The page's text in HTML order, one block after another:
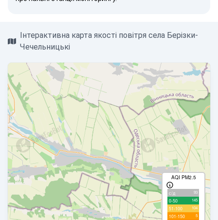
Інтерактивна карта якості повітря села Берізки-
Чечельницькі
AQI PM2.5
с/д 93
0-50 145
51-100 104
101-150 5